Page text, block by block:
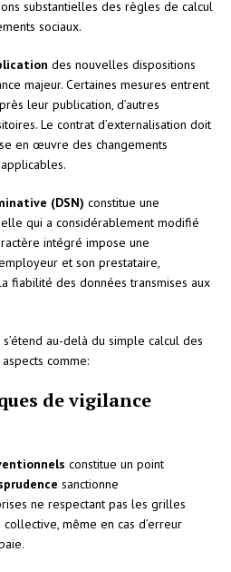
substantielles des règles de calcul
sociaux.
des nouvelles dispositions
majeur. Certaines mesures entrent
leur publication, d’autres
Le contrat d’externalisation doit
en œuvre des changements
(DSN) constitue une
qui a considérablement modifié
intégré impose une
et son prestataire,
fiabilité des données transmises aux
au-delà du simple calcul des
comme:
de vigilance
constitue un point
sanctionne
ne respectant pas les grilles
même en cas d’erreur